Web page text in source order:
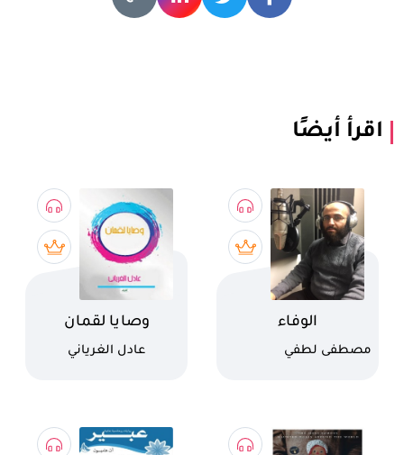
اقرأ أيضًا
اسم الكتاب
الوفاء
كاتب
مصطفى لطفي
اسم الكتاب
وصايا لقمان
كاتب
عادل الغرياني